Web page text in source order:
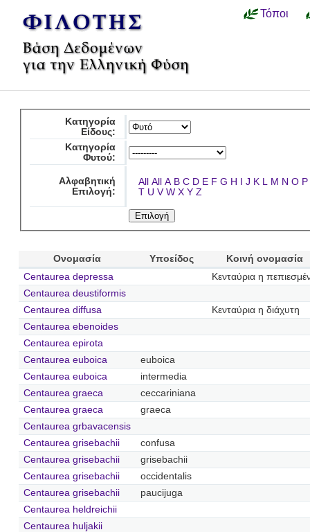
Τόποι
Κατηγορία
Είδους:
Κατηγορία
Φυτού:
Αλφαβητική
Επιλογή:
All All A B C D E F G H I J K L M N O P
T U V W X Y Z
Ονομασία Υποείδος
Κοινή ονομασία
Centaurea depressa
Κενταύρια η
Centaurea deustiformis
Centaurea diffusa
Κενταύρια η διάχυτη
Centaurea ebenoides
Centaurea epirota
Centaurea euboica
euboica
Centaurea euboica
intermedia
Centaurea graeca
ceccariniana
Centaurea graeca
graeca
Centaurea grbavacensis
Centaurea grisebachii
confusa
Centaurea grisebachii
grisebachii
Centaurea grisebachii
occidentalis
Centaurea grisebachii
paucijuga
Centaurea heldreichii
Centaurea huljakii